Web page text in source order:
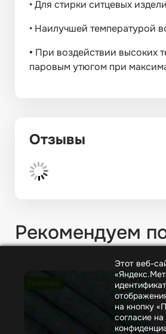
•Для стирки ситцевых
• Наилучшей температурой
• При воздействии высоких
паровым утюгом при
Отзывы
Рекомендуем
Новинка
Этот веб-
на кнопку
согласие